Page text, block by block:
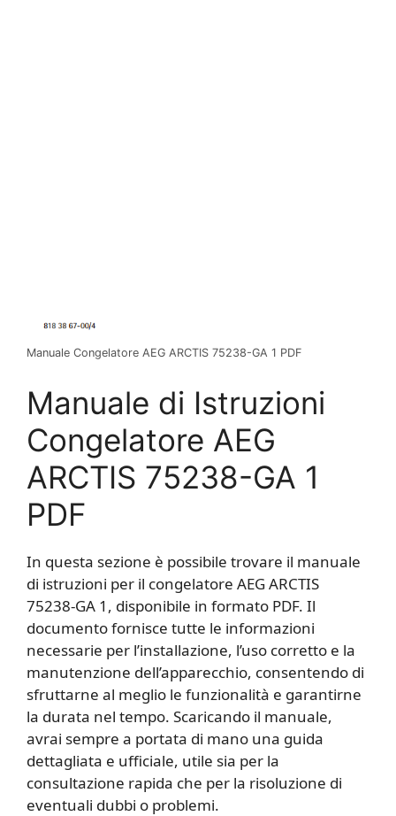
Manuale Congelatore AEG ARCTIS 75238-GA 1 PDF
Manuale di Istruzioni
Congelatore AEG
ARCTIS 75238-GA 1
PDF
In questa sezione è possibile trovare il manuale
di istruzioni per il congelatore AEG ARCTIS
75238-GA 1, disponibile in formato PDF. Il
documento fornisce tutte le informazioni
necessarie per l’installazione, l’uso corretto e la
manutenzione dell’apparecchio, consentendo di
sfruttarne al meglio le funzionalità e garantirne
la durata nel tempo. Scaricando il manuale,
avrai sempre a portata di mano una guida
dettagliata e ufficiale, utile sia per la
consultazione rapida che per la risoluzione di
eventuali dubbi o problemi.